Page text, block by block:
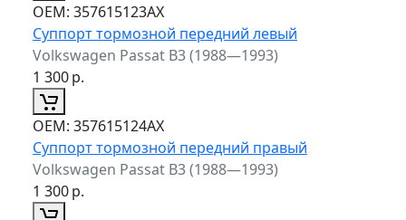
ОЕМ: 357615123AX
Суппорт тормозной передний левый
Volkswagen Passat B3 (1988—1993)
1 300р.
ОЕМ: 357615124AX
Суппорт тормозной передний правый
Volkswagen Passat B3 (1988—1993)
1 300р.